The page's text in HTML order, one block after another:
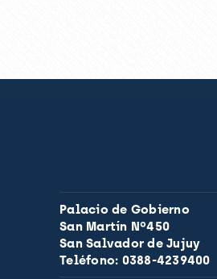
Palacio de Gobierno
San Martín Nº450
San Salvador de Jujuy
Teléfono: 0388-4239400